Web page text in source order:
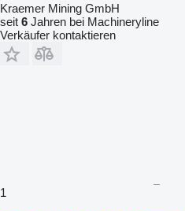
Kraemer Mining GmbH
seit 6 Jahren bei Machineryline
Verkäufer kontaktieren
1